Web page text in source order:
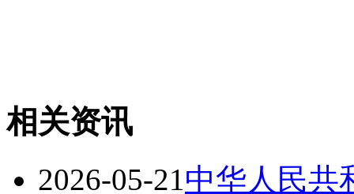
相关资讯
2026-05-21 中华人民共